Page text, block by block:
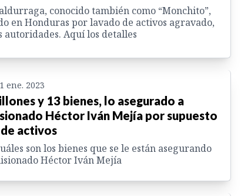
conocido también como “Monchito”,
en Honduras por lavado de activos agravado,
autoridades. Aquí los detalles
ene. 2023
y 13 bienes, lo asegurado a
Héctor Iván Mejía por supuesto
activos
son los bienes que se le están asegurando
Héctor Iván Mejía